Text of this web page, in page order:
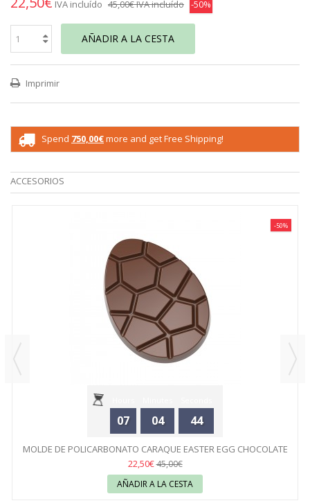
IVA incluído 45,00€IVA incluído -50%
AÑADIR A LA CESTA
Imprimir
Spend 750,00€more and get Free Shipping!
ACCESORIOS
07 04 44
-50%
MOLDE DE POLICARBONATO CARAQUE EASTER EGG CHOCOLATE
WORLD
22,50€45,00€
AÑADIR A LA CESTA